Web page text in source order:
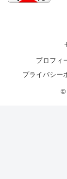
プロフィ
プライバシー
©